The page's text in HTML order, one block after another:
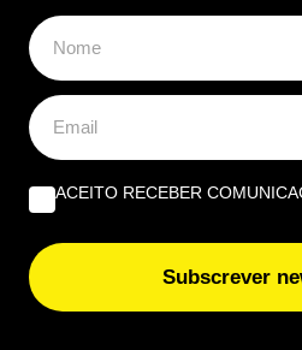
Há uma paragem na
receitas mais conhecidas
Algarve continuam a
verão
ACEITO RECEBER
Subscrever